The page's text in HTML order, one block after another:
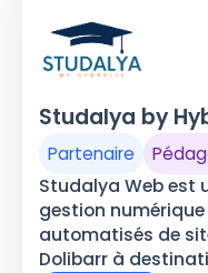
Studalya by
Partenaire
Studalya Web est
gestion
automatisés de
Dolibarr à